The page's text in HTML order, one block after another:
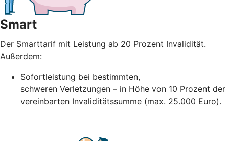
Smart
Der Smarttarif mit Leistung ab 20 Prozent Invalidität.
Außerdem:
Sofortleistung bei bestimmten,
schweren Verletzungen – in Höhe von 10 Prozent der
vereinbarten Invaliditätssumme (max. 25.000 Euro).